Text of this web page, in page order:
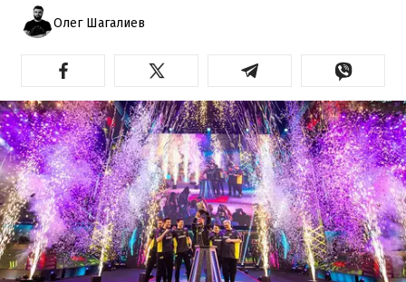
Олег Шагалиев